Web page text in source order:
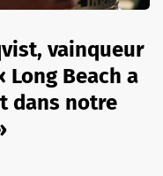
vainqueur
Long Beach a
dans notre